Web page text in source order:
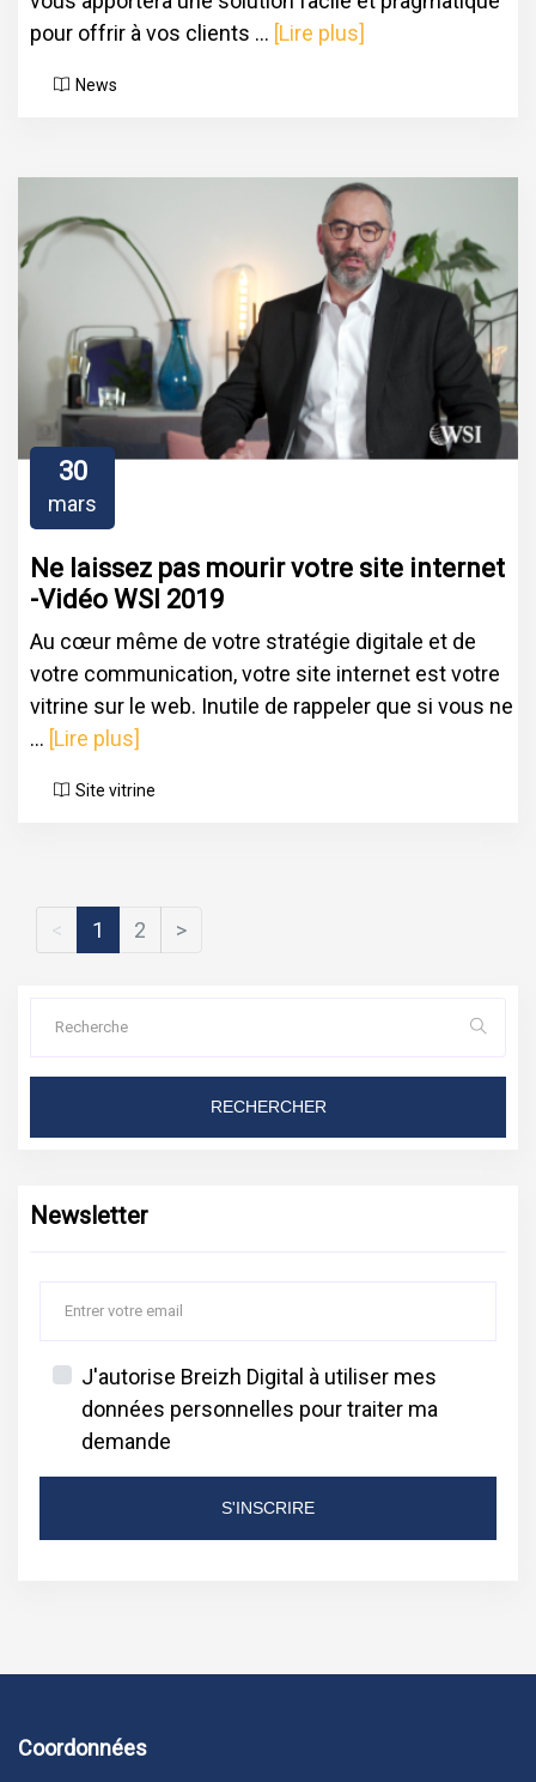
pour offrir à vos clients ... [Lire plus]
News
30
mars
Ne laissez pas mourir votre site internet
-Vidéo WSI 2019
Au cœur même de votre stratégie digitale et de
votre communication, votre site internet est votre
vitrine sur le web. Inutile de rappeler que si vous ne
... [Lire plus]
Site vitrine
< 1 2 >
RECHERCHER
Newsletter
J'autorise Breizh Digital à utiliser mes
données personnelles pour traiter ma
demande
S'INSCRIRE
Coordonnées